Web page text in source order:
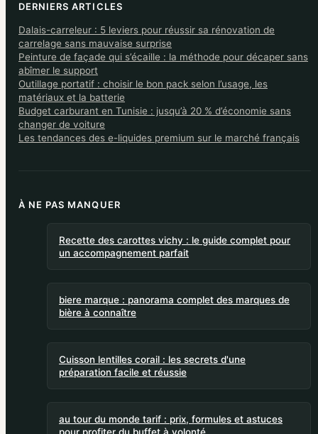
DERNIERS ARTICLES
Dalais-carreleur : 5 leviers pour réussir sa rénovation de
carrelage sans mauvaise surprise
Peinture de façade qui s’écaille : la méthode pour décaper sans
abîmer le support
Outillage portatif : choisir le bon pack selon l’usage, les
matériaux et la batterie
Budget carburant en Tunisie : jusqu’à 20 % d’économie sans
changer de voiture
Les tendances des e-liquides premium sur le marché français
À NE PAS MANQUER
Recette des carottes vichy : le guide complet pour
un accompagnement parfait
biere marque : panorama complet des marques de
bière à connaître
Cuisson lentilles corail : les secrets d'une
préparation facile et réussie
au tour du monde tarif : prix, formules et astuces
pour profiter du buffet à volonté